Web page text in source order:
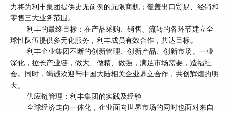
力将为利丰集团提供史无前例的无限商机；覆盖出口贸易、经销和
零售三大业务范围。
利丰的最终目标：在产品采购、销售、流转的各环节建立全
球性队伍提供多元化服务，利丰成员有效合作，共达目标。
利丰企业集团不断的创新管理、创新产品、创新市场。一业
深化，拉长产业链，做大、做精、做强，满足市场需要，造福社
会。同时，竭诚欢迎与中国大陆相关企业鼎立合作，共创辉煌的明
天。
供应链管理：利丰集团的实践及经验
全球经济走向一体化，企业面向世界市场的同时也面对来自